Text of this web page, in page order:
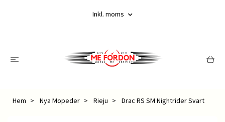
Inkl. moms
Hem Nya Mopeder Rieju Drac RS SM Nightrider Svart